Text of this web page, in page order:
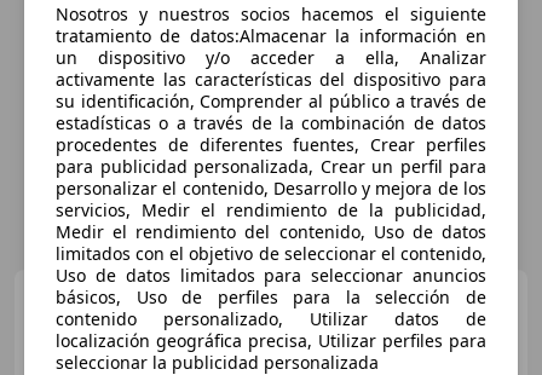
MINI Cooper D Aut.
Nosotros y nuestros socios hacemos el siguiente
tratamiento de datos:Almacenar la información en
un dispositivo y/o acceder a ella, Analizar
activamente las características del dispositivo para
su identificación, Comprender al público a través de
estadísticas o a través de la combinación de datos
procedentes de diferentes fuentes, Crear perfiles
para publicidad personalizada, Crear un perfil para
personalizar el contenido, Desarrollo y mejora de los
servicios, Medir el rendimiento de la publicidad,
Medir el rendimiento del contenido, Uso de datos
limitados con el objetivo de seleccionar el contenido,
Uso de datos limitados para seleccionar anuncios
básicos, Uso de perfiles para la selección de
contenido personalizado, Utilizar datos de
localización geográfica precisa, Utilizar perfiles para
seleccionar la publicidad personalizada